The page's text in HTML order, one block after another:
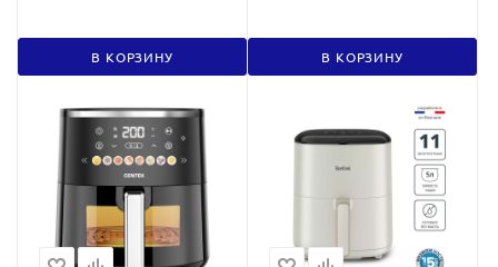
В КОРЗИНУ В КОРЗИНУ